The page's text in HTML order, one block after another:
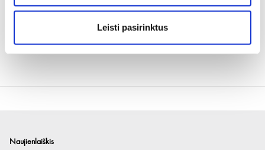
Leisti pasirinktus
Pastabos:
Tinka naudoti tik patalpose ir sausose vietose.
Įvestis: 100–240 VAC, 5V2A USB įkroviklis (maks. 10 W).
Naujienlaiškis